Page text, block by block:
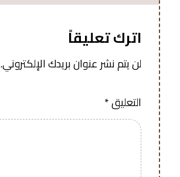
اترك تعليقاً
لن يتم نشر عنوان بريدك الإلكتروني.
التعليق*